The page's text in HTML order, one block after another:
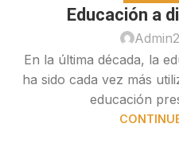
Educación a
En la última década, la
ha sido cada vez más
educación